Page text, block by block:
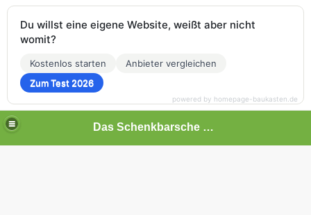
Das Schenkbarsche Haus in Biedenkopf
Du willst eine eigene Website, weißt aber nicht
womit?
Kostenlos starten
Anbieter vergleichen
Zum Test 2026
powered by homepage-baukasten.de